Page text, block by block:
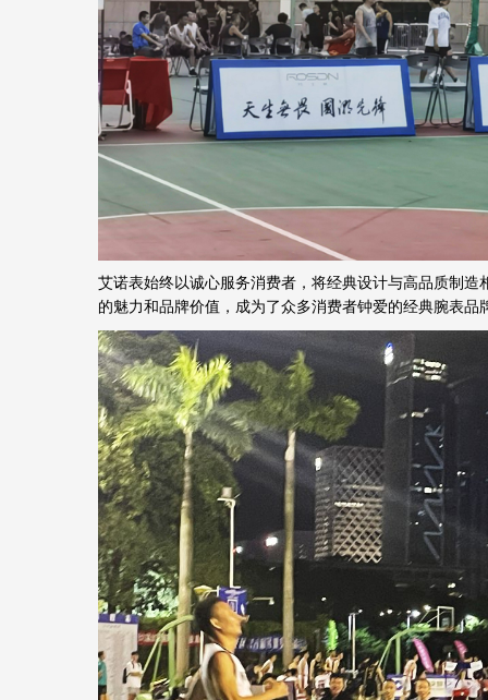
艾诺表始终以诚心服务消费者，将经典设计与高品质制
的魅力和品牌价值，成为了众多消费者钟爱的经典腕表品